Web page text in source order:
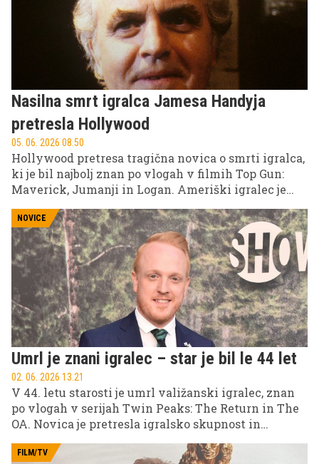
Nasilna smrt igralca Jamesa Handyja
pretresla Hollywood
05. 06. 2026 08.50
Hollywood pretresa tragična novica o smrti igralca,
ki je bil najbolj znan po vlogah v filmih Top Gun:
Maverick, Jumanji in Logan. Ameriški igralec je
NOVICE
Umrl je znani igralec – star je bil le 44 let
02. 06. 2026 13.21
V 44. letu starosti je umrl valižanski igralec, znan
po vlogah v serijah Twin Peaks: The Return in The
OA. Novica je pretresla igralsko skupnost in
FILM/TV